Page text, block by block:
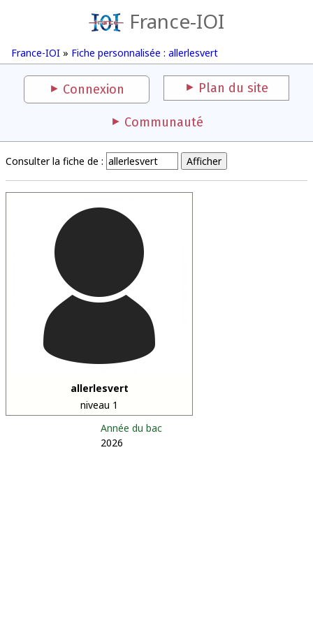
France-IOI
France-IOI » Fiche personnalisée : allerlesvert
Connexion Plan du site
Communauté
Consulter la fiche de :
allerlesvert
niveau 1
Année du bac
2026